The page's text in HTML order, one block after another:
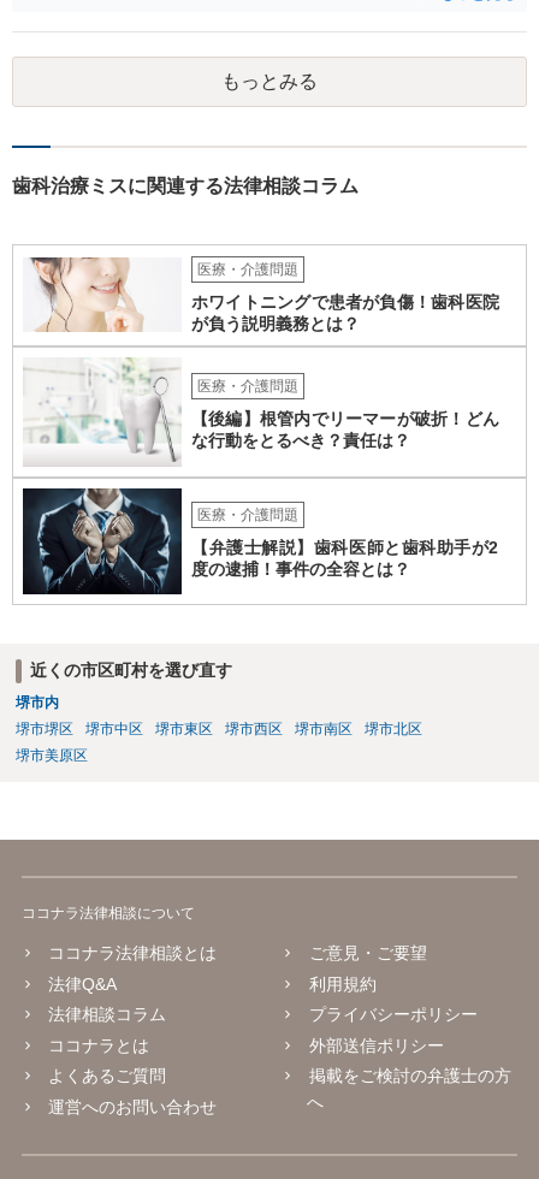
代理人として病院側との交渉窓口となることも方法の一つです。 ご自
身で内容証明を出される場合、書面にご質問者の不利になる事情を記
載した場合はそれ以降の交渉ハードルが上がってしまうため慎重に検
討されるとよいでしょう。
もっとみる
歯科治療ミスに関連する法律相談コラム
医療・介護問題
ホワイトニングで患者が負傷！歯科医院
が負う説明義務とは？
医療・介護問題
【後編】根管内でリーマーが破折！どん
な行動をとるべき？責任は？
医療・介護問題
【弁護士解説】歯科医師と歯科助手が2
度の逮捕！事件の全容とは？
近くの市区町村を選び直す
堺市内
堺市堺区
堺市中区 堺市東区 堺市西区 堺市南区
堺市北区
堺市美原区
ココナラ法律相談について
ココナラ法律相談とは
法律Q&A
法律相談コラム
ココナラとは
よくあるご質問
運営へのお問い合わせ
ご意見・ご要望
利用規約
プライバシーポリシー
外部送信ポリシー
掲載をご検討の弁護士の方
へ